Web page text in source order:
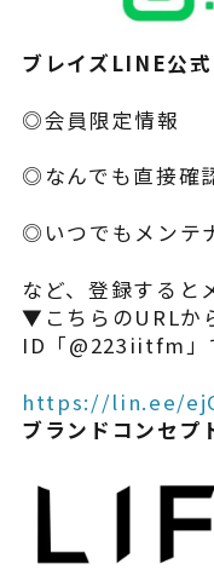
ブレイズLINE公
◎会員限定情報
◎なんでも直接確
◎いつでもメンテ
など、登録すると
▼こちらのURLか
ID「@223iitfm」
https://lin.ee/
ブランドコンセプ